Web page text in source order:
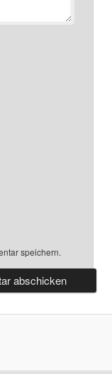
speichern.